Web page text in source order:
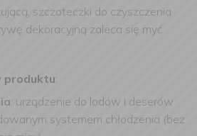
szczoteczki do czyszczenia
dekoracyjną zaleca się myć
produktu:
: urządzenie do lodów i deserów
systemem chłodzenia (bez